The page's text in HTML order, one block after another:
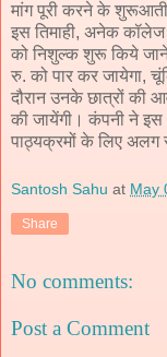
मांग पूरी करने के
इस तिमाही, अनेक कॉलेज व
को निशुल्क शुरू किये
रु. को पार कर जायेगा,
दौरान उनके छात्रों की
की जायेंगी। कंपनी ने
पाठ्यक्रमों के लिए अलग
Santosh Sahu at May
Share
No comments:
Post a Comment